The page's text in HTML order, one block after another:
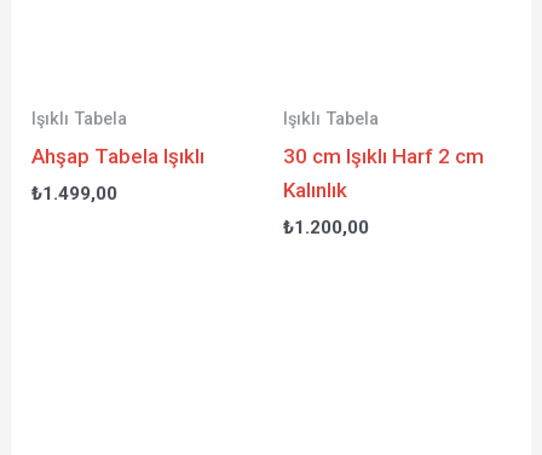
Işıklı Tabela
Ahşap Tabela Işıklı
₺1.499,00
Işıklı Tabela
30 cm Işıklı Harf 2 cm
Kalınlık
₺1.200,00